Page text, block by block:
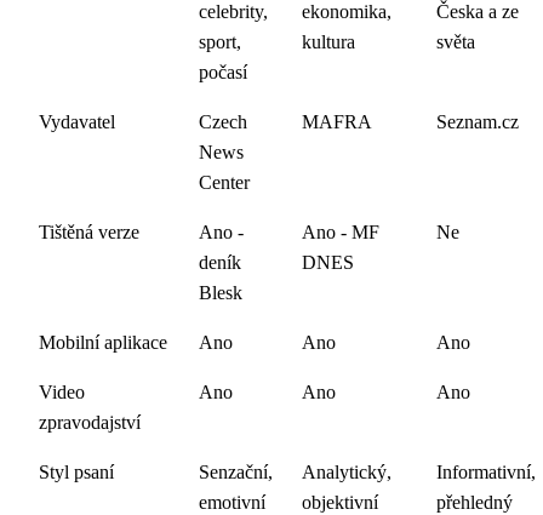
celebrity,
sport,
počasí
ekonomika,
kultura
Česka a ze
světa
Vydavatel
Czech
News
Center
MAFRA Seznam.cz
Tištěná verze
Ano -
deník
Blesk
Ano - MF
DNES
Ne
Mobilní aplikace Ano Ano Ano
Video
zpravodajství
Ano Ano Ano
Styl psaní
Senzační,
emotivní
Analytický,
objektivní
Informativní,
přehledný